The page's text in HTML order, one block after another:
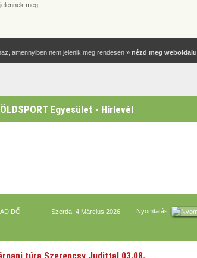
meg.
amennyiben nem jelenik meg rendesen » nézd meg
Egyesület - Hírlevél
Szerda, 4 Március 2026 Nyomtatás: